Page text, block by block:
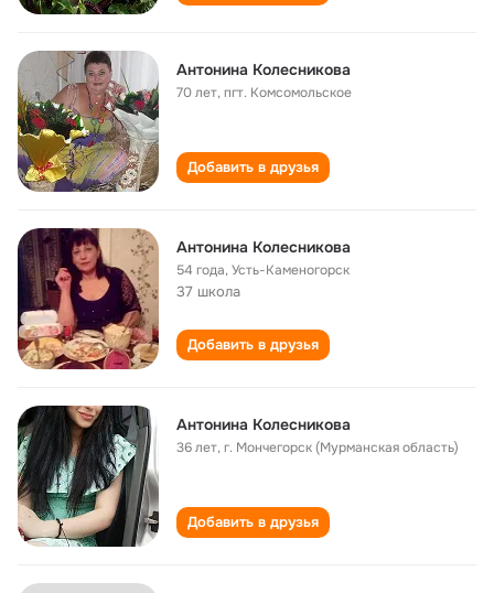
Антонина Колесникова
70 лет,пгт. Комсомольское
Добавить в друзья
Антонина Колесникова
54 года,Усть-Каменогорск
37 школа
Добавить в друзья
Антонина Колесникова
36 лет,г. Мончегорск (Мурманская область)
Добавить в друзья